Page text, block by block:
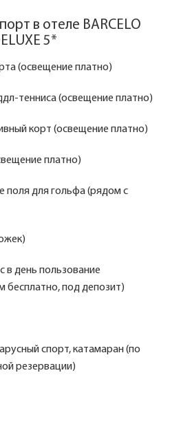
в отеле BARCELO
5*
(освещение платно)
тенниса (освещение платно)
корт (освещение платно)
платно)
поля для гольфа (рядом с
в день пользование
бесплатно, под депозит)
спорт, катамаран (по
резервации)